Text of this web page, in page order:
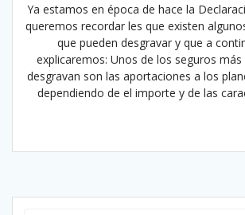
Ya estamos en época de hace la
queremos recordar les que existen
que pueden desgravar y que a
explicaremos: Unos de los seguros
desgravan son las aportaciones a los
dependiendo de el importe y de las